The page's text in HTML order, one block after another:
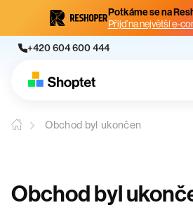
Potkáme se na
Přijď na největší e-
+420 604 600 444
Obchod byl ukončen
Obchod byl